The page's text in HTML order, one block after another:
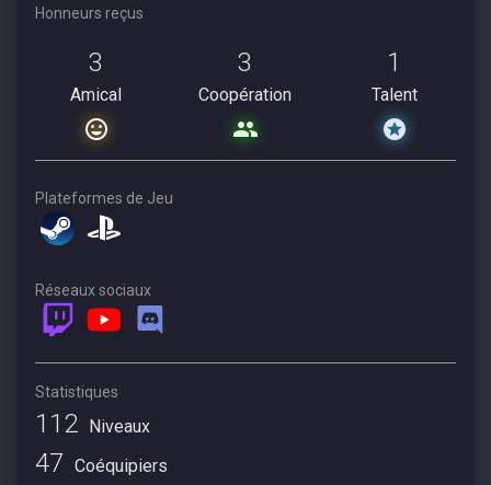
Honneurs reçus
3
Amical
3
Coopération
1
Talent
Plateformes de Jeu
Réseaux sociaux
Statistiques
112 Niveaux
47 Coéquipiers